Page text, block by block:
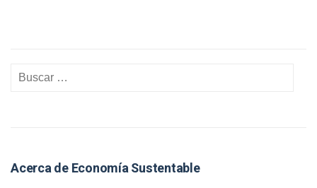
Acerca de Economía Sustentable